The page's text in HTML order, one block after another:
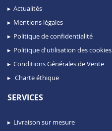
Actualités
Mentions légales
Politique de confidentialité
Politique d'utilisation des cookies
Conditions Générales de Vente
Charte éthique
SERVICES
Livraison sur mesure